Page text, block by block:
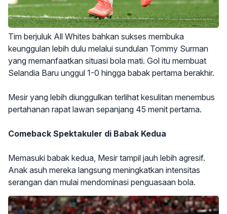
Tim berjuluk All Whites bahkan sukses membuka
keunggulan lebih dulu melalui sundulan Tommy Surman
yang memanfaatkan situasi bola mati. Gol itu membuat
Selandia Baru unggul 1-0 hingga babak pertama berakhir.
Mesir yang lebih diunggulkan terlihat kesulitan menembus
pertahanan rapat lawan sepanjang 45 menit pertama.
Comeback Spektakuler di Babak Kedua
Memasuki babak kedua, Mesir tampil jauh lebih agresif.
Anak asuh mereka langsung meningkatkan intensitas
serangan dan mulai mendominasi penguasaan bola.